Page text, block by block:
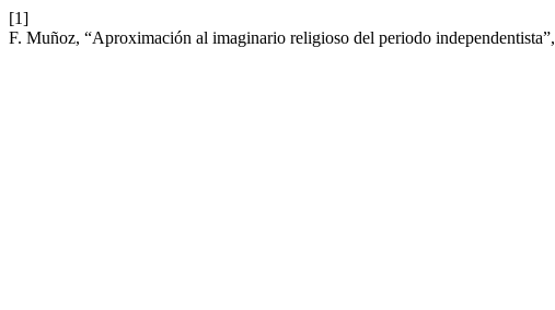
[1]
F. Muñoz, “Aproximación al imaginario religioso del periodo independentista”,